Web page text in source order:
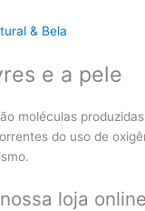
& Bela
e a pele
moléculas
do uso de
loja online